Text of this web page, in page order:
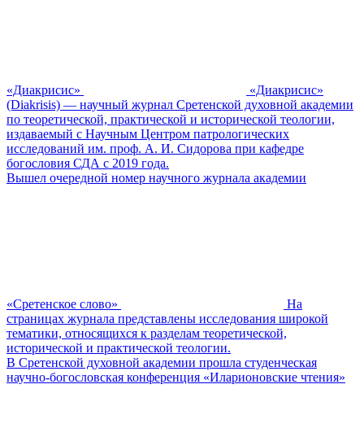
«Диакрисис»
«Диакрисис»
(Diakrisis) — научный журнал Сретенской духовной академии
по теоретической, практической и исторической теологии,
издаваемый с Научным Центром патрологических
исследований им. проф. А. И. Сидорова при кафедре
богословия СДА с 2019 года.
Вышел очередной номер научного журнала академии
«Сретенское слово»
На
страницах журнала представлены исследования широкой
тематики, относящихся к разделам теоретической,
исторической и практической теологии.
В Сретенской духовной академии прошла студенческая
научно-богословская конференция «Иларионовские чтения»